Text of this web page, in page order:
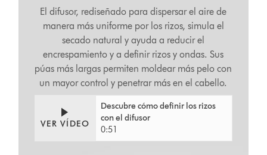
El difusor, rediseñado para dispersar el aire de
manera más uniforme por los rizos, simula el
secado natural y ayuda a reducir el
encrespamiento y a definir rizos y ondas. Sus
púas más largas permiten moldear más pelo con
un mayor control y penetrar más en el cabello.
Transcript
transcripción
deVER VÍDEO
Descubre cómo definir los rizos
con el difusor
0:51